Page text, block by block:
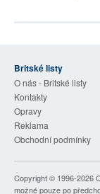
Britské listy
O nás - Britské listy
Kontakty
Opravy
Reklama
Obchodní podmínky
Copyright © 1996-2026
možné pouze po